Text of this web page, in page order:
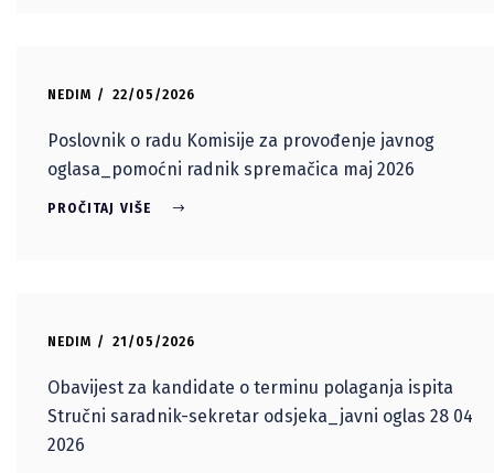
NEDIM 22/05/2026
Poslovnik o radu Komisije za provođenje javnog
oglasa_pomoćni radnik spremačica maj 2026
PROČITAJ VIŠE
NEDIM 21/05/2026
Obavijest za kandidate o terminu polaganja ispita
Stručni saradnik-sekretar odsjeka_javni oglas 28 04
2026